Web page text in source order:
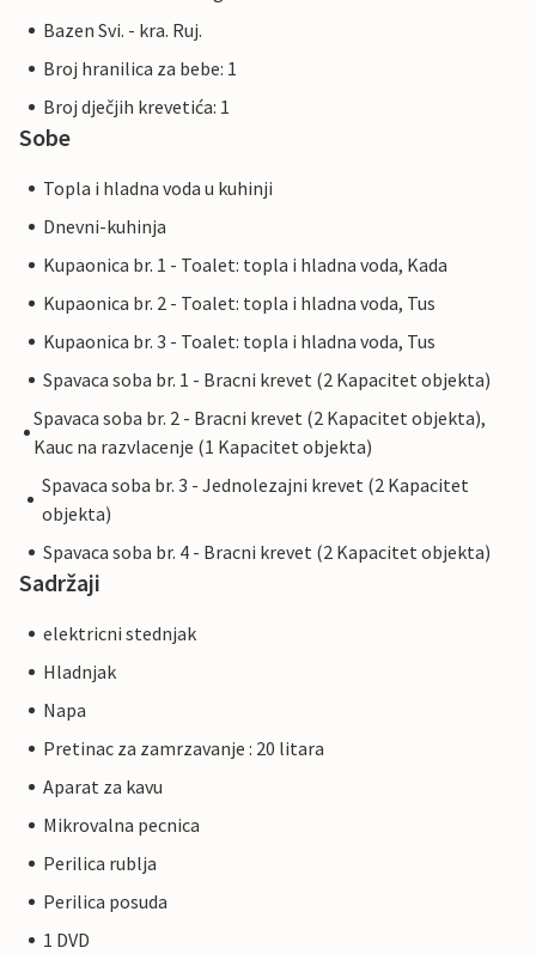
Bazen Svi. - kra. Ruj.
Broj hranilica za bebe: 1
Broj dječjih krevetića: 1
Sobe
Topla i hladna voda u kuhinji
Dnevni-kuhinja
Kupaonica br. 1 - Toalet: topla i hladna voda, Kada
Kupaonica br. 2 - Toalet: topla i hladna voda, Tus
Kupaonica br. 3 - Toalet: topla i hladna voda, Tus
Spavaca soba br. 1 - Bracni krevet (2 Kapacitet objekta)
Spavaca soba br. 2 - Bracni krevet (2 Kapacitet objekta),
Kauc na razvlacenje (1 Kapacitet objekta)
Spavaca soba br. 3 - Jednolezajni krevet (2 Kapacitet
objekta)
Spavaca soba br. 4 - Bracni krevet (2 Kapacitet objekta)
Sadržaji
elektricni stednjak
Hladnjak
Napa
Pretinac za zamrzavanje : 20 litara
Aparat za kavu
Mikrovalna pecnica
Perilica rublja
Perilica posuda
1 DVD